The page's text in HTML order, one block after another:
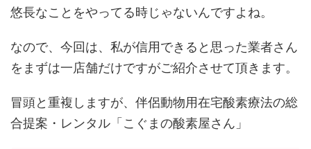
悠長なことをやってる時じゃないんですよね。
なので、今回は、私が信用できると思った業者さん
をまずは一店舗だけですがご紹介させて頂きます。
冒頭と重複しますが、伴侶動物用在宅酸素療法の総
合提案・レンタル「こぐまの酸素屋さん」